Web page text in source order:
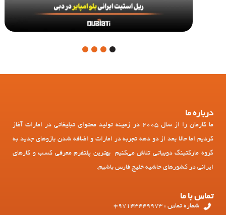
1
درباره ما
ما کارمان را از سال 2005 در زمینه تولید محتوای تبلیغاتی در امارات آغاز
کردیم اما حالا بعد از دو دهه تجربه در امارات و اضافه شدن بازوهای جدید به
گروه مارکتینگ دوبیاتی تلاش می‌کنیم بهترین پلتفرم معرفی کسب و کارهای
ایرانی در کشورهای حاشیه خلیج فارس باشیم.
تماس با ما
شماره تماس : 97143449973+